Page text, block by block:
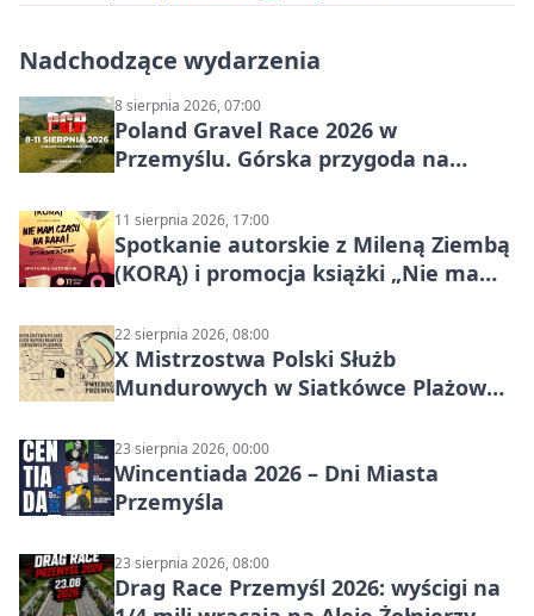
Nadchodzące wydarzenia
8 sierpnia 2026, 07:00
Poland Gravel Race 2026 w
Przemyślu. Górska przygoda na
11 sierpnia 2026, 17:00
Spotkanie autorskie z Mileną Ziembą
(KORĄ) i promocja książki „Nie mam
22 sierpnia 2026, 08:00
X Mistrzostwa Polski Służb
Mundurowych w Siatkówce Plażowej
23 sierpnia 2026, 00:00
Wincentiada 2026 – Dni Miasta
Przemyśla
23 sierpnia 2026, 08:00
Drag Race Przemyśl 2026: wyścigi na